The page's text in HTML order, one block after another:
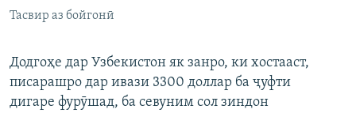
Тасвир аз бойгонӣ
Додгоҳе дар Узбекистон як занро, ки хостааст,
писарашро дар ивази 3300 доллар ба ҷуфти
дигаре фурӯшад, ба севуним сол зиндон